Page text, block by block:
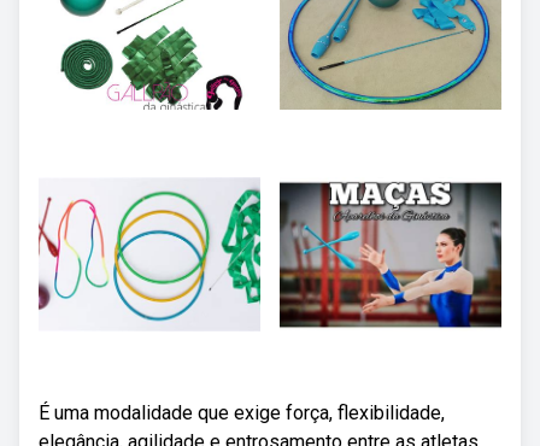
É uma modalidade que exige força, flexibilidade,